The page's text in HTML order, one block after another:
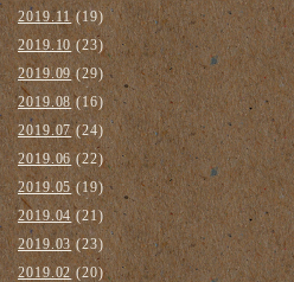
2019.11(19)
2019.10 (23)
2019.09(29)
2019.08(16)
2019.07(24)
2019.06 (22)
2019.05(19)
2019.04(21)
2019.03(23)
2019.02 (20)